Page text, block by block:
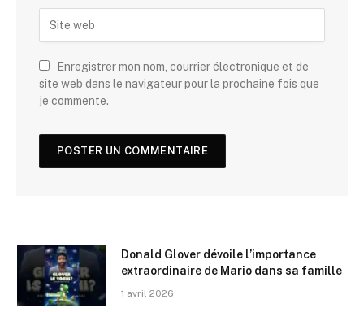
Enregistrer mon nom, courrier électronique et de
site web dans le navigateur pour la prochaine fois que
je commente.
Donald Glover dévoile l’importance
extraordinaire de Mario dans sa famille
1 avril 2026